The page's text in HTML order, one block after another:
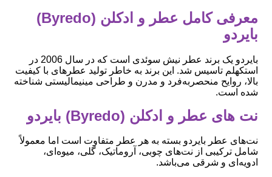
معرفی کامل عطر و ادکلن (Byredo)
بایردو
بایردو یک برند عطر نیش سوئدی است که در سال 2006 در
استکهلم تاسیس شد. این برند به خاطر تولید عطرهای با کیفیت
بالا، روایح منحصربه‌فرد و مدرن و طراحی مینیمالیستی شناخته
شده است.
نت های عطر و ادکلن (Byredo) بایردو
نت‌های عطر بایردو بسته به هر عطر متفاوت است اما معمولاً
شامل ترکیبی از نت‌های چوبی، آروماتیک، گلی، میوه‌ای،
ادویه‌ای و شرقی می‌باشد.